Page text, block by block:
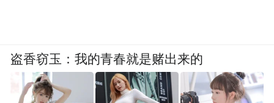
盗香窃玉：我的青春就是赌出来的